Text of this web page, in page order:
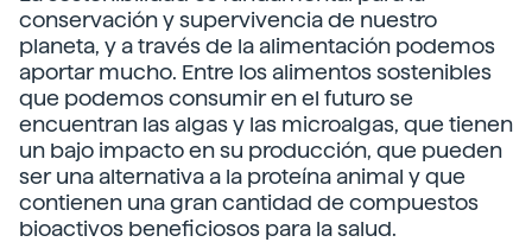
conservación y supervivencia de nuestro
planeta, y a través de la alimentación podemos
aportar mucho. Entre los alimentos sostenibles
que podemos consumir en el futuro se
encuentran las algas y las microalgas, que tienen
un bajo impacto en su producción, que pueden
ser una alternativa a la proteína animal y que
contienen una gran cantidad de compuestos
bioactivos beneficiosos para la salud.